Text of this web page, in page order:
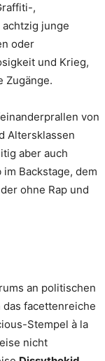
,
junge
oder
und Krieg,
Zugänge.
von
Altersklassen
aber auch
Backstage, dem
ohne Rap und
an politischen
facettenreiche
Stempel à la
nicht